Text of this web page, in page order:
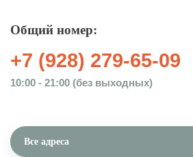
Общий номер:
+7 (928) 279-65-09
10:00 - 21:00 (без выходных)
Все адреса